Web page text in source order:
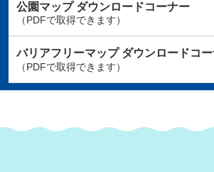
公園マップダウンロードコーナー
（PDFで取得できます）
バリアフリーマップダウンロードコ
（PDFで取得できます）